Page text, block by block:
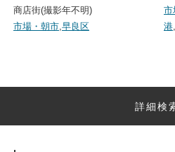
商店街(撮影年不明)
市場・朝市,早良区
市
港,
詳細検